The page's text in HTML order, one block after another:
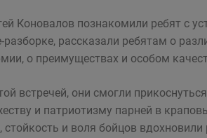
Коновалов познакомили ребят с
разборке, рассказали ребятам о
о преимуществах и особом
встречей, они смогли
и патриотизму парней в
и воля бойцов